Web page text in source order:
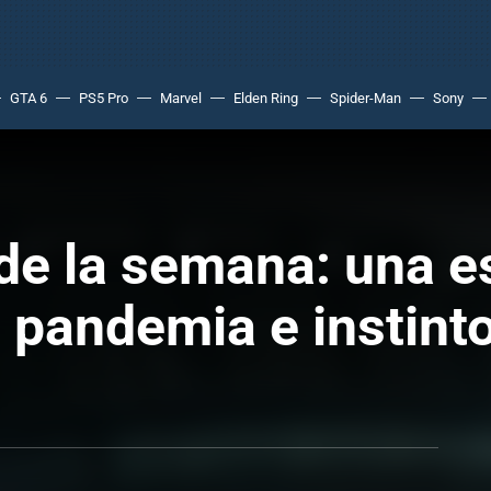
GTA 6 PS5 Pro Marvel Elden Ring Spider-Man Sony
la semana: una
e